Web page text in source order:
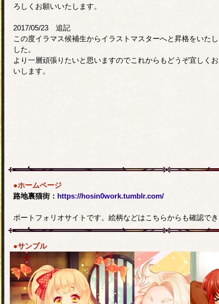
ろしくお願いいたします。
2017/05/23 追記
この度イラマス候補生からイラストマスターへと昇格をいた
した。
より一層頑張りたいと思いますのでこれからもどうぞ宜しく
いします。
●ホームページ
路地裏猫街： https://hosin0work.tumblr.com/
ポートフォリオサイトです。絵柄などはこちらからも確認で
●サンプル